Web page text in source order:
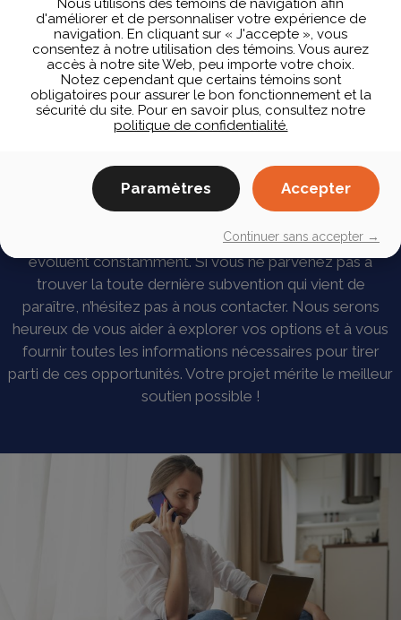
Contactez-nous…
Les subventions dans le domaine du contrôle de l’air
évoluent constamment. Si vous ne parvenez pas à
trouver la toute dernière subvention qui vient de
paraître, n’hésitez pas à nous contacter. Nous serons
heureux de vous aider à explorer vos options et à vous
fournir toutes les informations nécessaires pour tirer
parti de ces opportunités. Votre projet mérite le meilleur
soutien possible !
Nous utilisons des témoins de navigation afin
d'améliorer et de personnaliser votre expérience de
navigation. En cliquant sur « J'accepte », vous
consentez à notre utilisation des témoins. Vous aurez
accès à notre site Web, peu importe votre choix.
Notez cependant que certains témoins sont
obligatoires pour assurer le bon fonctionnement et la
sécurité du site. Pour en savoir plus, consultez notre
politique de confidentialité.
Paramètres Accepter
Continuer sans accepter →